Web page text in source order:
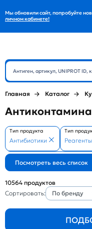
Мы обновили сайт, попробуйте
личном кабинете!
Главная Каталог
Тип продукта
Антибиотики
Тип
Реагенты для удаления
10564 продуктов
Сортировать:
По бренду